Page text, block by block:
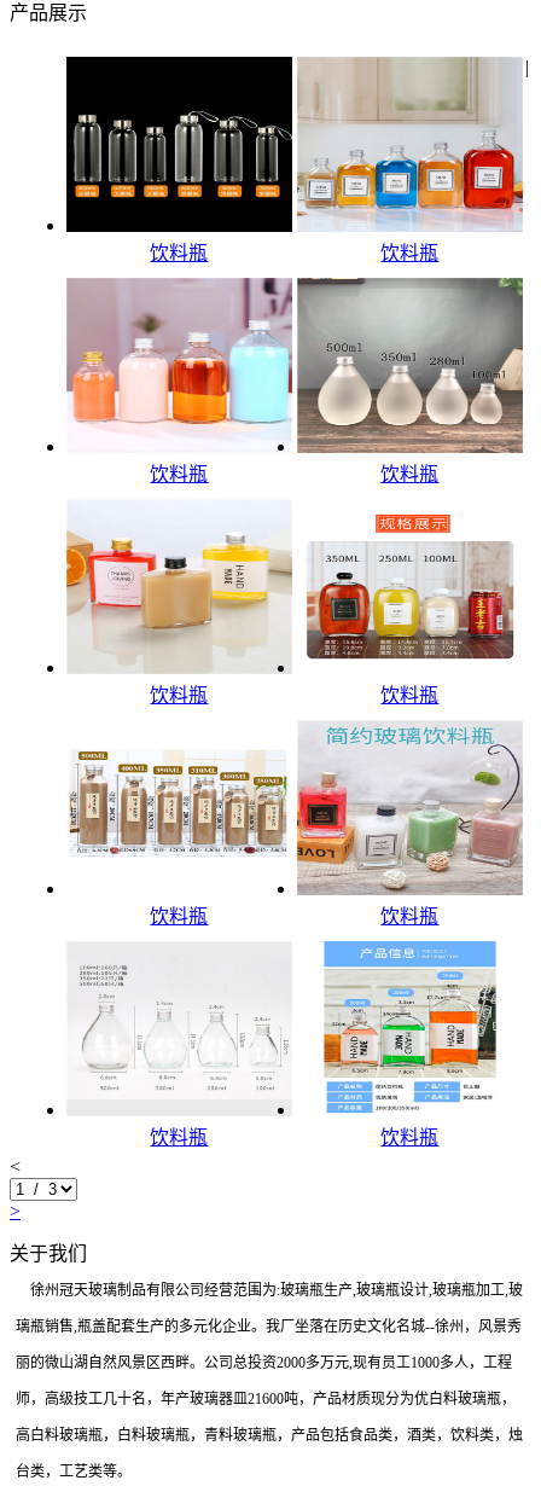
产品展示
饮料瓶 饮料瓶
饮料瓶 饮料瓶
饮料瓶 饮料瓶
饮料瓶 饮料瓶
饮料瓶 饮料瓶
|
<
>
关于我们
徐州冠天玻璃制品有限公司经营范围为:玻璃瓶生产,玻璃瓶设计,玻璃瓶加工,玻
璃瓶销售,瓶盖配套生产的多元化企业。我厂坐落在历史文化名城--徐州，风景秀
丽的微山湖自然风景区西畔。公司总投资2000多万元,现有员工1000多人，工程
师，高级技工几十名，年产玻璃器皿21600吨，产品材质现分为优白料玻璃瓶，
高白料玻璃瓶，白料玻璃瓶，青料玻璃瓶，产品包括食品类，酒类，饮料类，烛
台类，工艺类等。